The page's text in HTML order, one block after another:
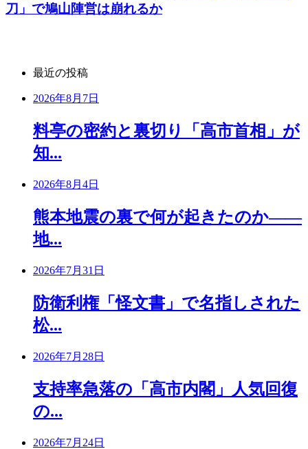
刀」で鳩山陣営は崩れるか
最近の投稿
2026年8月7日
料亭の密約と裏切り「高市首相」が
知...
2026年8月4日
熊本地震の裏で何が起きたのか――
地...
2026年7月31日
防衛利権「怪文書」で名指しされた
松...
2026年7月28日
支持率急落の「高市内閣」人気回復
の...
2026年7月24日